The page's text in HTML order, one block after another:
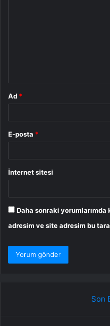
Ad *
E-posta *
İnternet sitesi
Daha sonraki yorumlarımda
adresim ve site adresim bu
Son